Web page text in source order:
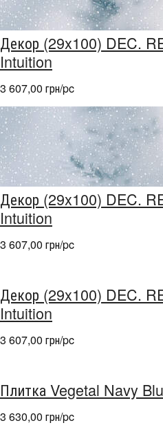
Декор (29x100) DEC.
Intuition
3 607,00 грн/pc
Декор (29x100) DEC.
Intuition
3 607,00 грн/pc
Декор (29x100) DEC.
Intuition
3 607,00 грн/pc
Плитка Vegetal Navy
3 630,00 грн/pc